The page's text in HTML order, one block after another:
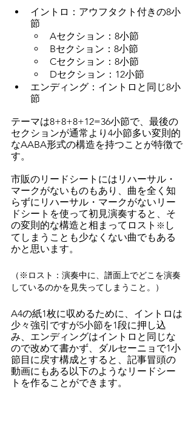
イントロ：アウフタクト付きの8小
節
Aセクション：8小節
Bセクション：8小節
Cセクション：8小節
Dセクション：12小節
エンディング：イントロと同じ8小
節
テーマは8+8+8+12=36小節で、最後の
セクションが通常より4小節多い変則的
なAABA形式の構造を持つことが特徴で
す。
市販のリードシートにはリハーサル・
マークがないものもあり、曲を全く知
らずにリハーサル・マークがないリー
ドシートを使って初見演奏すると、そ
の変則的な構造と相まってロスト ※ し
てしまうことも少なくない曲でもある
かと思います。
（※ロスト：演奏中に、譜面上でどこを演奏
しているのかを見失ってしまうこと。）
A4の紙1枚に収めるために、イントロは
少々強引ですが5小節を1段に押し込
み、エンディングはイントロと同じな
ので改めて書かず、ダルセーニョで1小
節目に戻す構成とすると、記事冒頭の
動画にもある以下のようなリードシー
トを作ることができます。